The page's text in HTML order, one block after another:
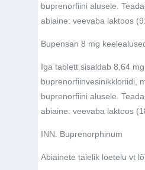
buprenorfiini alusele.
abiaine: veevaba laktoos
Bupensan 8 mg
Iga tablett sisaldab 8,64 mg
buprenorfiinvesinikkloriidi,
buprenorfiini alusele.
abiaine: veevaba laktoos
INN. Buprenorphinum
Abiainete täielik loetelu vt